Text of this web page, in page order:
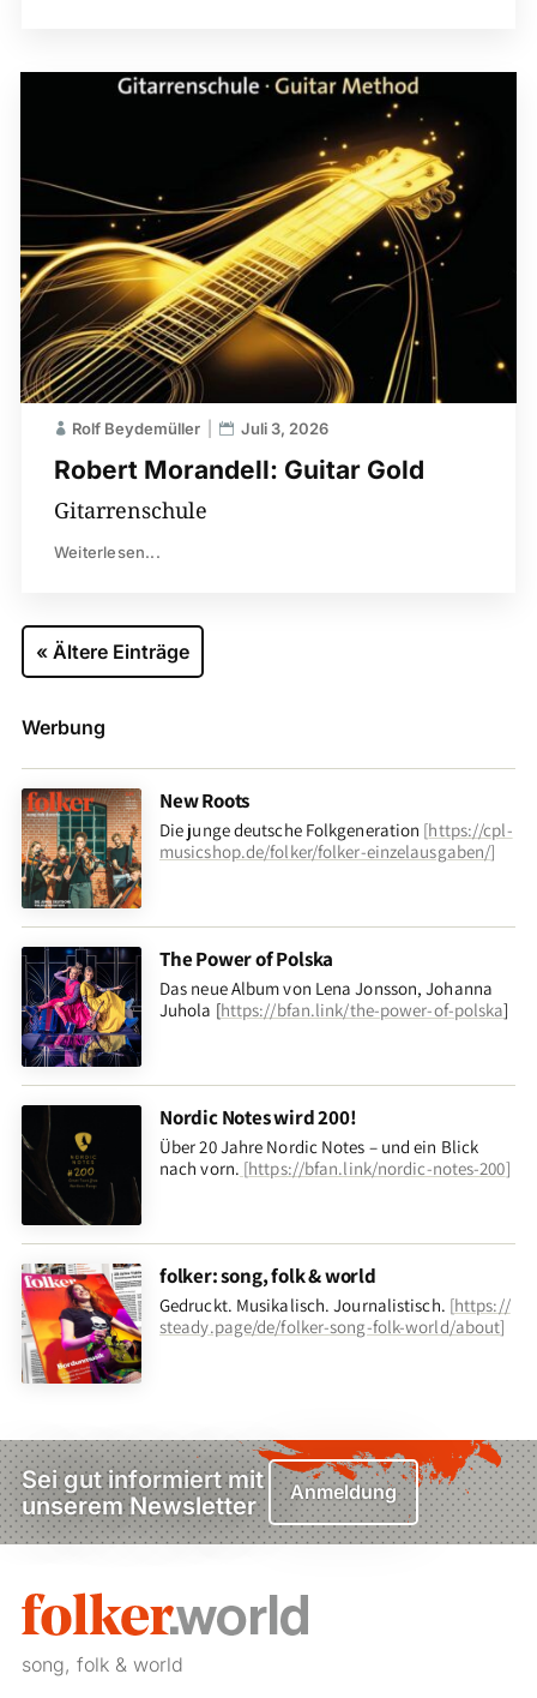
Robert Morandell: Guitar Gold
Rolf Beydemüller Juli 3, 2026
Gitarrenschule
Weiterlesen...
« Ältere Einträge
Werbung
New Roots
Die junge deutsche Folkgeneration [https://cpl-
musicshop.de/folker/folker-einzelausgaben/]
The Power of Polska
Das neue Album von Lena Jonsson, Johanna
Juhola [https://bfan.link/the-power-of-polska]
Nordic Notes wird 200!
Über 20 Jahre Nordic Notes – und ein Blick
nach vorn. [https://bfan.link/nordic-notes-200]
folker: song, folk & world
Gedruckt. Musikalisch. Journalistisch. [https://
steady.page/de/folker-song-folk-world/about]
Sei gut informiert mit
unserem Newsletter
Anmeldung
song, folk & world